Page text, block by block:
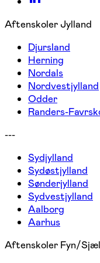
Aftenskoler Jylland
Djursland
Herning
Nordals
Nordvestjylland
Odder
Randers-
---
Sydjylland
Sydøstjylland
Sønderjylland
Sydvestjylland
Aalborg
Aarhus
Aftenskoler Fyn/